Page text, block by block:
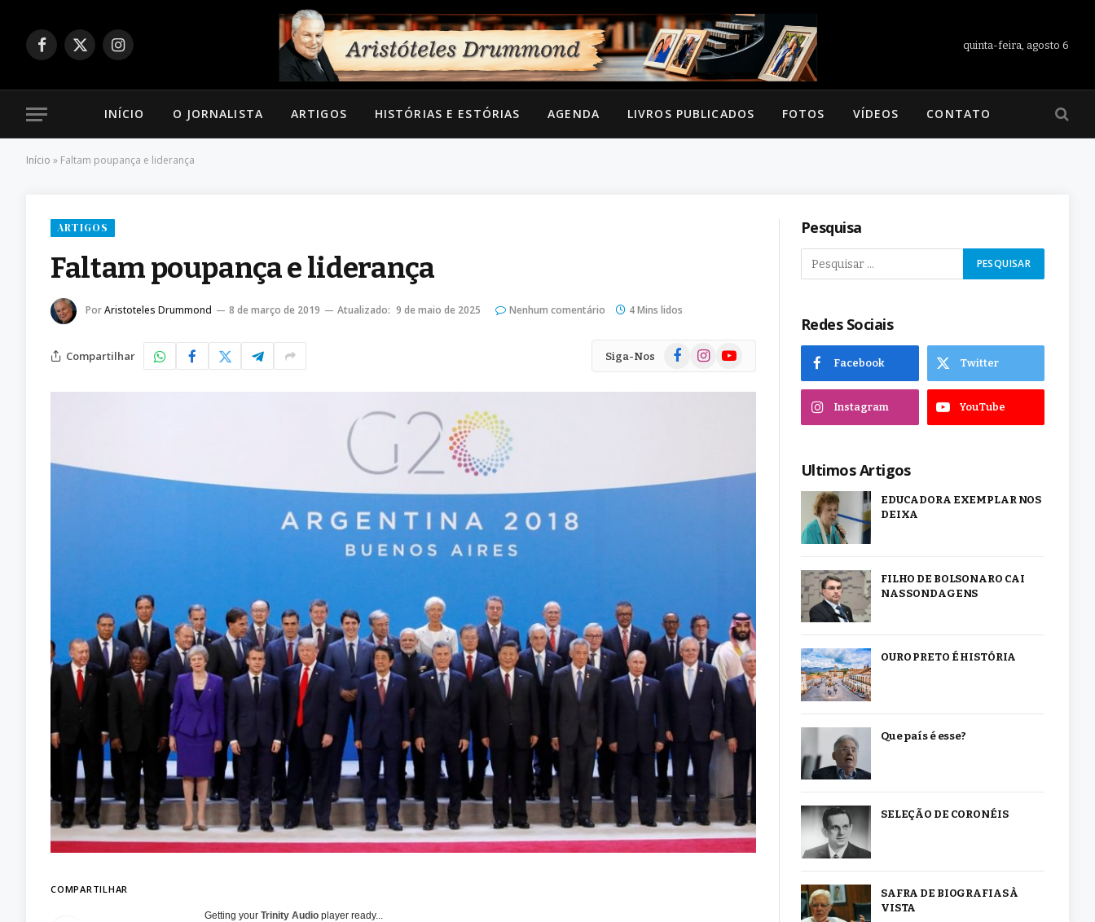
Facebook
X
Instagram
quinta-feira, agosto 6
INÍCIO O JORNALISTA ARTIGOS HISTÓRIAS E ESTÓRIAS AGENDA LIVROS PUBLICADOS FOTOS VÍDEOS CONTATO
Início » Faltam poupança e liderança
ARTIGOS
Faltam poupança e liderança
PorAristoteles Drummond 8 de março de 2019 Atualizado: 9 de maio de 2025 Nenhum comentário 4 Mins lidos
Compartilhar Siga-Nos FacebookInstagramYouTube
COMPARTILHAR
Getting yourTrinity Audio player ready...
Pesquisa
Redes Sociais
Facebook Twitter
Instagram YouTube
Ultimos Artigos
EDUCADORA EXEMPLAR NOS
DEIXA
FILHO DE BOLSONARO CAI
NAS SONDAGENS
OURO PRETO É HISTÓRIA
Que país é esse?
SELEÇÃO DE CORONÉIS
SAFRA DE BIOGRAFIAS À
VISTA